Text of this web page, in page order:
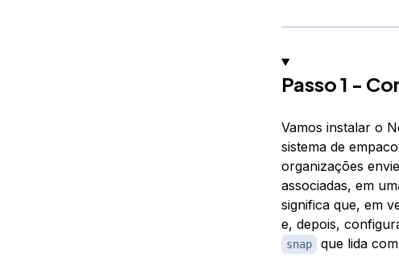
Passo 1 -
Vamos instalar o
sistema de
organizações
associadas, em
significa que, em
e, depois,
snap que lida